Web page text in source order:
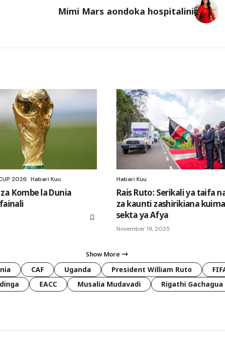
Mimi Mars aondoka hospitalini
2026 Habari Kuu
Kombe la Dunia
Habari Kuu
Rais Ruto: Serikali ya taifa
za kaunti zashirikiana
sekta ya Afya
November 19, 2025
Show More
CAF Uganda President William Ruto
EACC Musalia Mudavadi Rigathi Gachagua